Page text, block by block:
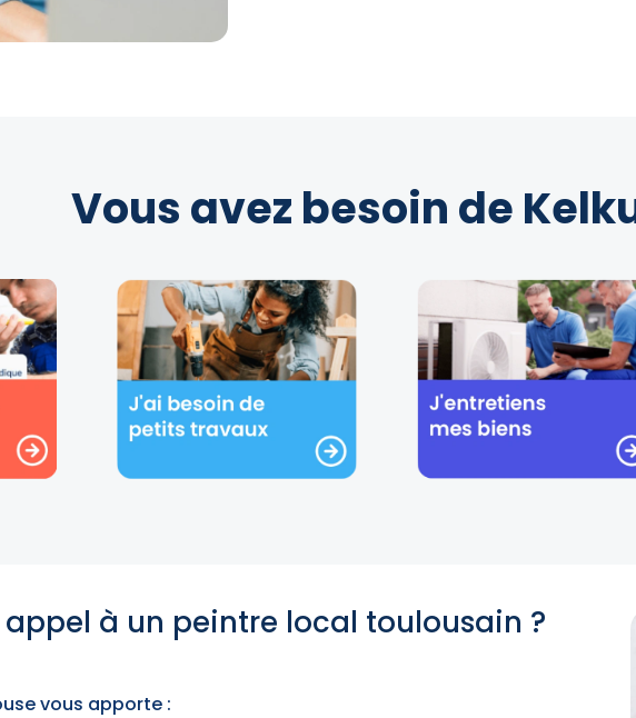
Vous avez besoin de
à un peintre local toulousain ?
vous apporte :